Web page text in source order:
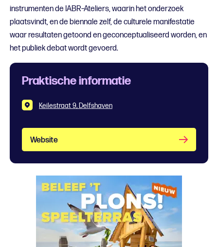
instrumenten de IABR–Ateliers, waarin het onderzoek
plaatsvindt, en de biennale zelf, de culturele manifestatie
waar resultaten getoond en geconceptualiseerd worden, en
het publiek debat wordt gevoerd.
Praktische informatie
Keilestraat 9, Delfshaven
Website